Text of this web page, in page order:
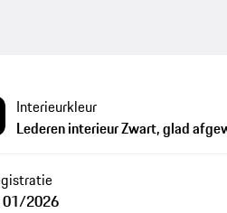
Interieurkleur
Lederen interieur Zwart, glad
01/2026